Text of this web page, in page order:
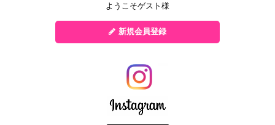
ようこそゲスト様
新規会員登録